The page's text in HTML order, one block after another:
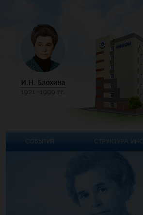
СОБЫТИЯ СТРУКТУРА